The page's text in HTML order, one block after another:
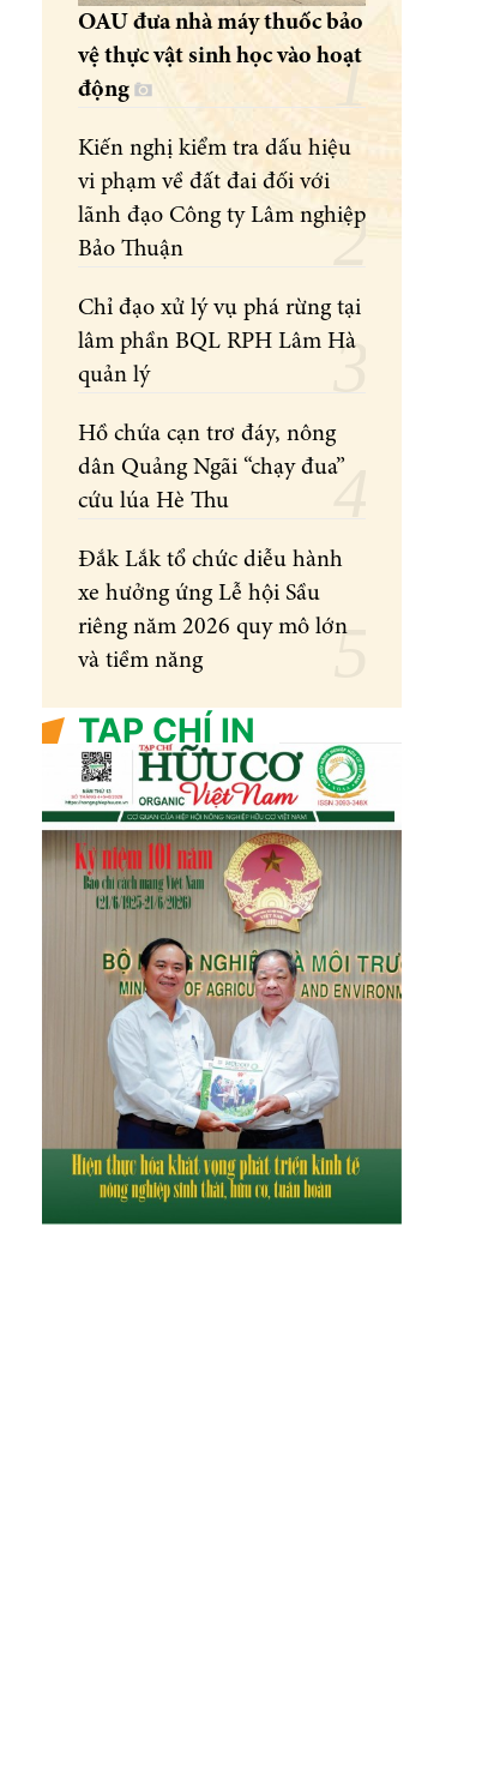
OAU đưa nhà máy thuốc bảo
vệ thực vật sinh học vào hoạt
động
Kiến nghị kiểm tra dấu hiệu
vi phạm về đất đai đối với
lãnh đạo Công ty Lâm nghiệp
Bảo Thuận
Chỉ đạo xử lý vụ phá rừng tại
lâm phần BQL RPH Lâm Hà
quản lý
Hồ chứa cạn trơ đáy, nông
dân Quảng Ngãi “chạy đua”
cứu lúa Hè Thu
Đắk Lắk tổ chức diễu hành
xe hưởng ứng Lễ hội Sầu
riêng năm 2026 quy mô lớn
và tiềm năng
TẠP CHÍ IN